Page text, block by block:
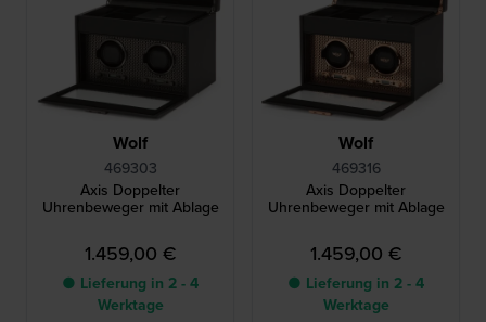
Wolf
469303
Axis Doppelter
Uhrenbeweger mit Ablage
1.459,00 €
● Lieferung in 2 - 4
Werktage
Wolf
469316
Axis Doppelter
Uhrenbeweger mit Ablage
1.459,00 €
● Lieferung in 2 - 4
Werktage